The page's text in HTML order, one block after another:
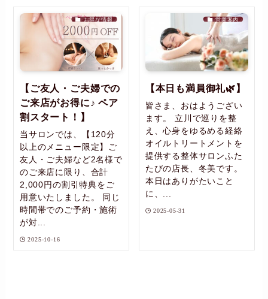
お得な情報
【ご友人・ご夫婦での
ご来店がお得に♪ ペア
割スタート！】
当サロンでは、【120分
以上のメニュー限定】ご
友人・ご夫婦など2名様で
のご来店に限り、合計
2,000円の割引特典をご
用意いたしました。 同じ
時間帯でのご予約・施術
が対...
2025-10-16
営業案内
【本日も満員御礼🌿】
皆さま、おはようござい
ます。 立川で巡りを整
え、心身をゆるめる経絡
オイルトリートメントを
提供する整体サロンふた
たびの店長、冬美です。
本日はありがたいこと
に、...
2025-05-31